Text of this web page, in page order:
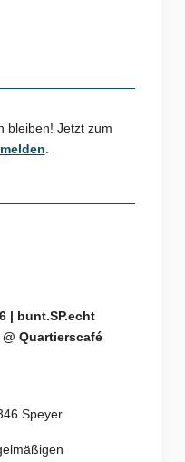
bleiben! Jetzt zum
.
| bunt.SP.echt
Quartierscafé
Speyer